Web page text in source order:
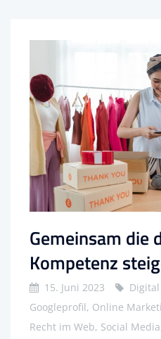
Gemeinsam die
Kompetenz
15. Juni 2023
Googleprofil, Online
Recht im Web, Social